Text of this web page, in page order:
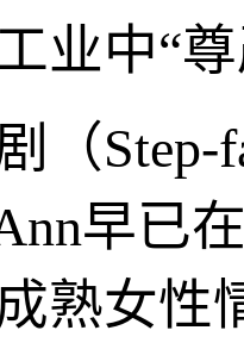
业中“
（
早已
熟女性